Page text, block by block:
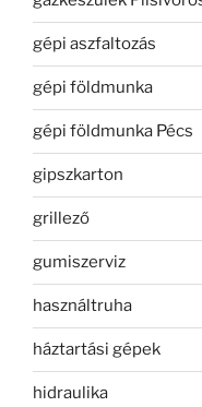
gépi aszfaltozás
gépi földmunka
gépi földmunka Pécs
gipszkarton
grillező
gumiszerviz
használtruha
háztartási gépek
hidraulika